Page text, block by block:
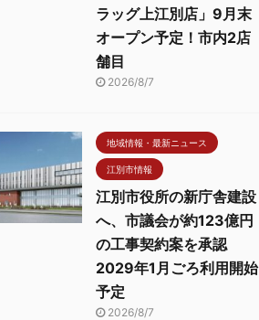
ラッグ上江別店」9月末
オープン予定！市内2店
舗目
2026/8/7
地域情報・最新ニュース
江別市情報
江別市役所の新庁舎建設
へ、市議会が約123億円
の工事契約案を承認
2029年1月ごろ利用開始
予定
2026/8/7